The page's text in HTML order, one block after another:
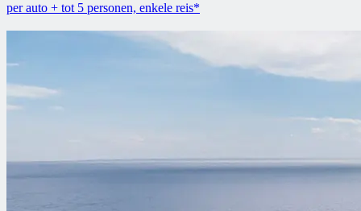
per auto + tot 5 personen, enkele reis*